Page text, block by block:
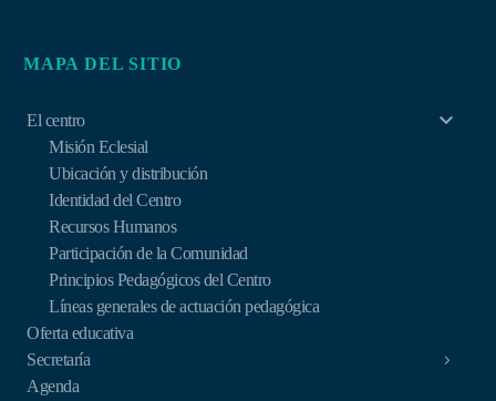
MAPA DEL SITIO
El centro
Misión Eclesial
Ubicación y distribución
Identidad del Centro
Recursos Humanos
Participación de la Comunidad
Principios Pedagógicos del Centro
Líneas generales de actuación pedagógica
Oferta educativa
Secretaría
Agenda